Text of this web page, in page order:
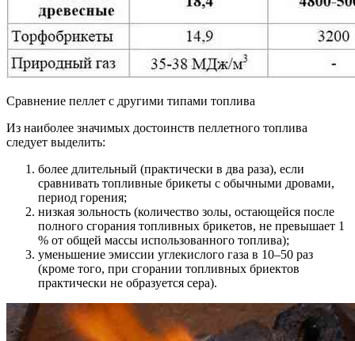
Сравнение пеллет с другими типами топлива
Из наиболее значимых достоинств пеллетного топлива
следует выделить:
более длительный (практически в два раза), если
сравнивать топливные брикеты с обычными дровами,
период горения;
низкая зольность (количество золы, остающейся после
полного сгорания топливных брикетов, не превышает 1
% от общей массы использованного топлива);
уменьшение эмиссии углекислого газа в 10–50 раз
(кроме того, при сгорании топливных бриектов
практически не образуется сера).